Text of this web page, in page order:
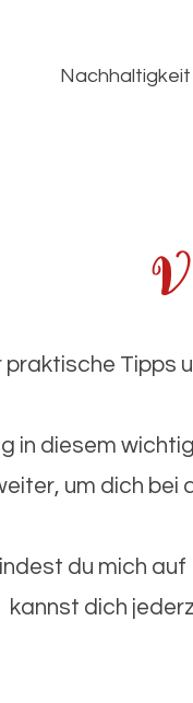
Nachhaltigkeit
praktische Tipps
in diesem
um dich bei
du mich
kannst dich